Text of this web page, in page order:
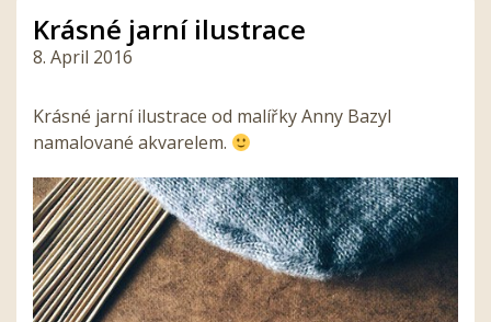
Krásné jarní ilustrace
8. April 2016
Krásné jarní ilustrace od malířky Anny Bazyl
namalované akvarelem.